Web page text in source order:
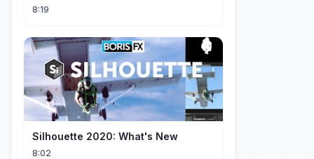
Channel)
8:19
Silhouette 2020: What's New
8:02